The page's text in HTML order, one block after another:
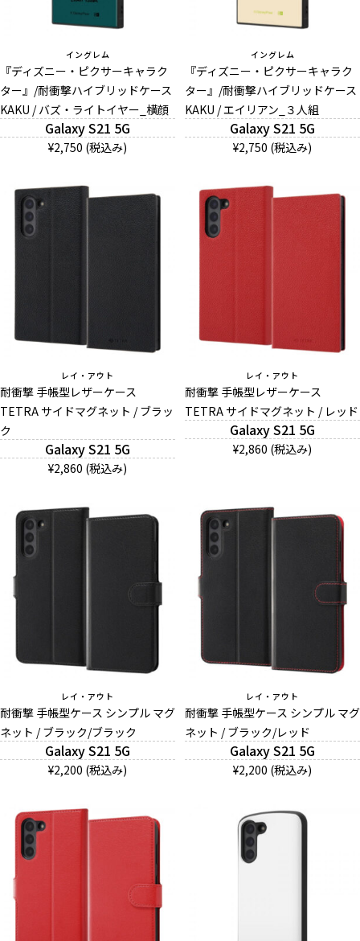
イングレム
『ディズニー・ピクサーキャラク
ター』/耐衝撃ハイブリッドケース
KAKU / バズ・ライトイヤー_横顔
Galaxy S21 5G
¥2,750 (税込み)
イングレム
『ディズニー・ピクサーキャラク
ター』/耐衝撃ハイブリッドケース
KAKU / エイリアン_３人組
Galaxy S21 5G
¥2,750 (税込み)
レイ・アウト
耐衝撃 手帳型レザーケース
TETRA サイドマグネット / ブラッ
ク
Galaxy S21 5G
¥2,860 (税込み)
レイ・アウト
耐衝撃 手帳型レザーケース
TETRA サイドマグネット / レッド
Galaxy S21 5G
¥2,860 (税込み)
レイ・アウト
耐衝撃 手帳型ケース シンプル マグ
ネット / ブラック/ブラック
Galaxy S21 5G
¥2,200 (税込み)
レイ・アウト
耐衝撃 手帳型ケース シンプル マグ
ネット / ブラック/レッド
Galaxy S21 5G
¥2,200 (税込み)